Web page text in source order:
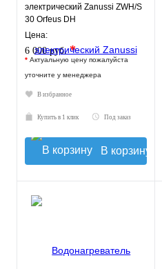
электрический Zanussi ZWH/S
30 Orfeus DH
Цена:
6 000 руб.*
* Актуальную цену пожалуйста
уточните у менеджера
В избранное
Купить в 1 клик Под заказ
В корзину